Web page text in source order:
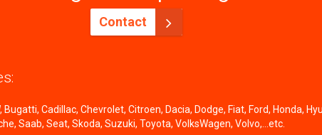
Contact
Cadillac, Chevrolet, Citroen, Dacia, Dodge, Fiat, Ford, Honda,
Saab, Seat, Skoda, Suzuki, Toyota, VolksWagen, Volvo,...etc.